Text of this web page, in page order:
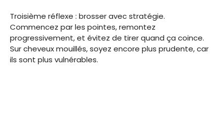
Troisième réflexe : brosser avec stratégie.
Commencez par les pointes, remontez
progressivement, et évitez de tirer quand ça coince.
Sur cheveux mouillés, soyez encore plus prudente, car
ils sont plus vulnérables.